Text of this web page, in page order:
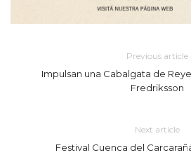
Previous article
Impulsan una Cabalgata de
Fredriksson
Next article
Festival Cuenca del